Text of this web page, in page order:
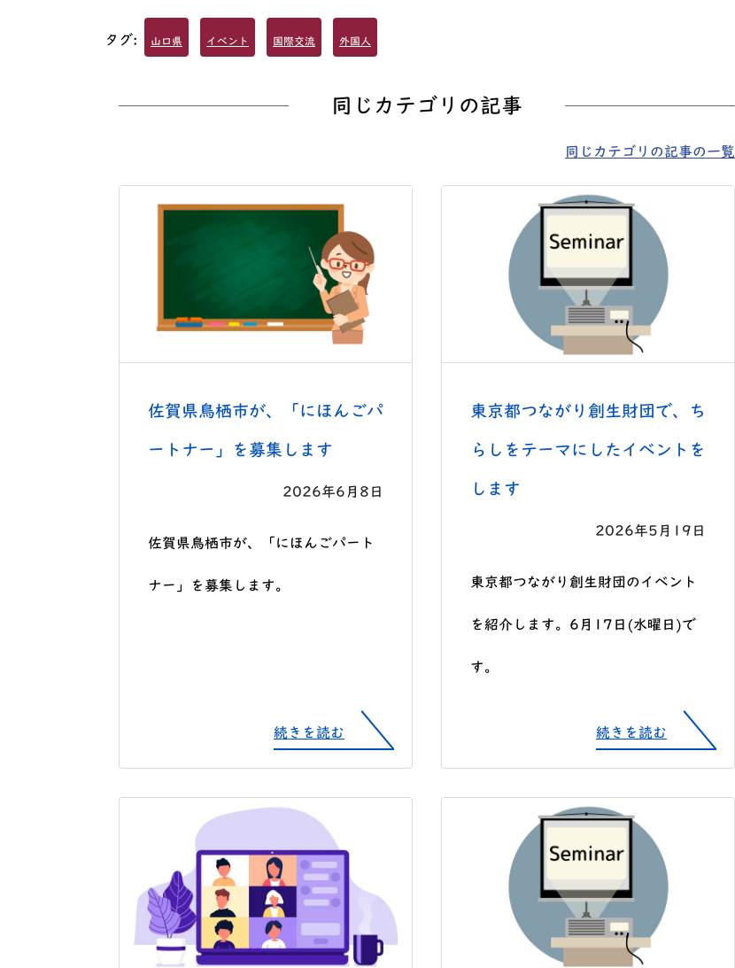
タグ: 山口県 イベント 国際交流 外国人
同じカテゴリの記事
同じカテゴリの記事の一覧
佐賀県鳥栖市が、「にほんごパ
ートナー」を募集します
2026年6月8日
佐賀県鳥栖市が、「にほんごパート
ナー」を募集します。
続きを読む
東京都つながり創生財団で、ち
らしをテーマにしたイベントを
します
2026年5月19日
東京都つながり創生財団のイベント
を紹介します。6月17日(水曜日)で
す。
続きを読む